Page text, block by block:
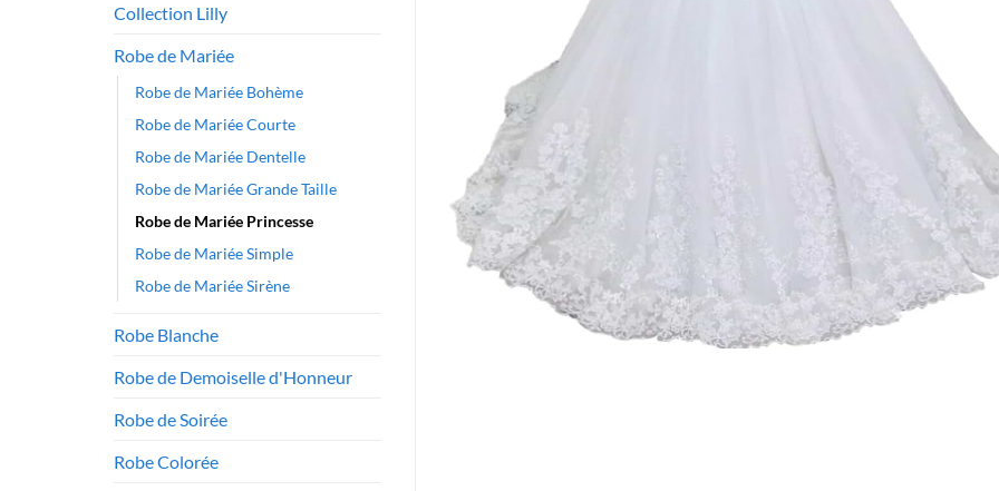
Collection Lilly
Robe de Mariée
Robe de Mariée Bohème
Robe de Mariée Courte
Robe de Mariée Dentelle
Robe de Mariée Grande Taille
Robe de Mariée Princesse
Robe de Mariée Simple
Robe de Mariée Sirène
Robe Blanche
Robe de Demoiselle d'Honneur
Robe de Soirée
Robe Colorée